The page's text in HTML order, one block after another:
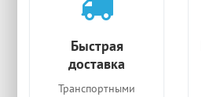
Быстрая
доставка
Транспортными